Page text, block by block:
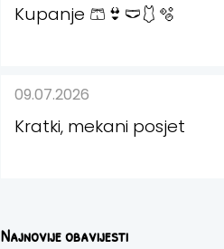
Kupanje 🩳👙🩲🩱🫧
09.07.2026
Kratki, mekani posjet
Najnovije obavijesti